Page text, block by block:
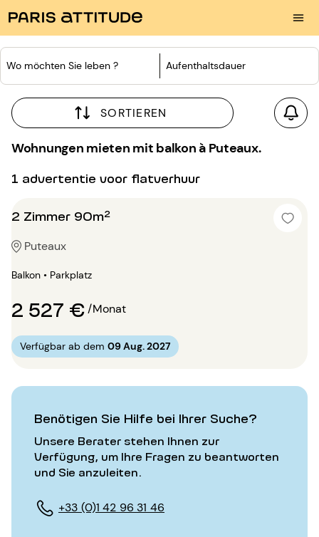
Wo möchten Sie leben ? Aufenthaltsdauer
SORTIEREN
Wohnungen mieten mit balkon à Puteaux.
1 advertentie voor flatverhuur
2 Zimmer 90m²
Puteaux
Balkon • Parkplatz
2 527 €/Monat
Verfügbar ab dem 09 Aug. 2027
Benötigen Sie Hilfe bei Ihrer Suche?
Unsere Berater stehen Ihnen zur
Verfügung, um Ihre Fragen zu beantworten
und Sie anzuleiten.
+33 (0)1 42 96 31 46